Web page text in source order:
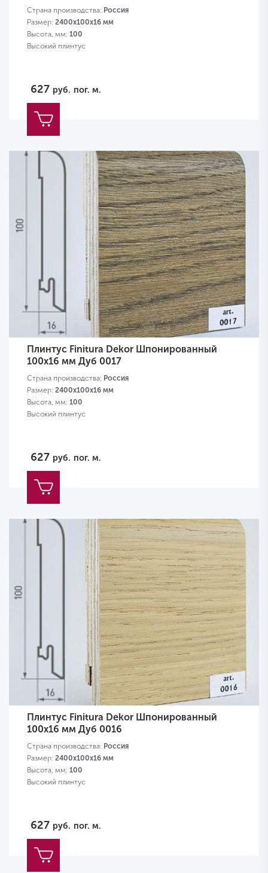
Страна производства: Россия
Размер: 2400х100х16 мм
Высота, мм: 100
Высокий плинтус
627 руб. пог. м.
Плинтус Finitura Dekor Шпонированный
100х16 мм Дуб 0017
Страна производства: Россия
Размер: 2400х100х16 мм
Высота, мм: 100
Высокий плинтус
627 руб. пог. м.
Плинтус Finitura Dekor Шпонированный
100х16 мм Дуб 0016
Страна производства: Россия
Размер: 2400х100х16 мм
Высота, мм: 100
Высокий плинтус
627 руб. пог. м.